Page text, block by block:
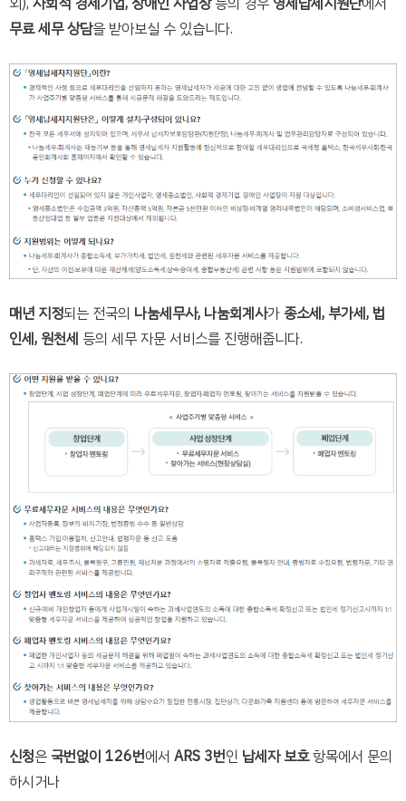
무료 세무 상담을 받아보실 수 있습니다.
매년 지정되는 전국의 나눔세무사, 나눔회계사가 종소세, 부가세, 법
인세, 원천세 등의 세무 자문 서비스를 진행해줍니다.
신청은 국번없이 126번에서 ARS 3번인 납세자 보호항목에서 문의
하시거나